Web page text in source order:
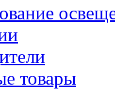
товары